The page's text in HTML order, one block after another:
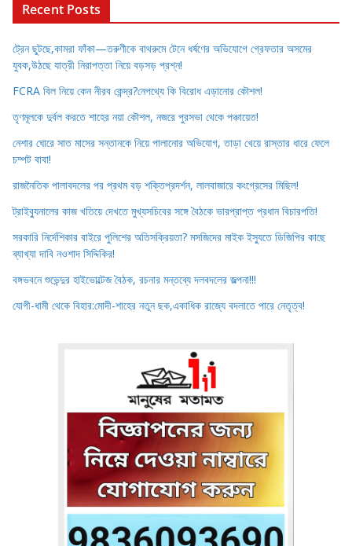
Recent Posts
ট্রেন ছুটছে,কামরা ফাঁকা—তরুণীকে বাথরুমে টেনে ধর্ষণের অভিযোগে গ্রেফতার অসমের
যুবক,উঠছে যাত্রী নিরাপত্তা নিয়ে বড়সড় প্রশ্ন!
FCRA বিল নিয়ে কেন নীরব কেন্দ্র?নেপথ্যে কি বিরোধ এড়ানোর কৌশল!
তৃণমূলকে দুর্বল করতে শাহের নয়া কৌশল, নজরে পুরসভা থেকে পঞ্চায়েত!
নেশার ঘোরে সাত মাসের সন্তানকে নিয়ে পালানোর অভিযোগ, তাড়া খেয়ে রাস্তার ধারে ফেলে
চম্পট বাবা!
রাজনৈতিক পালাবদলের পর প্রথম বড় শক্তিপ্রদর্শন, লালবাজারে কংগ্রেসের মিছিল!
ট্রাইব্যুনালের কাজ খতিয়ে দেখতে মুখ্যসচিবের সঙ্গে বৈঠকে ভারপ্রাপ্ত প্রধান বিচারপতি!
সরকারি নির্দেশিকার বাইরে পুলিশের অতিসক্রিয়তা? মসজিদের মাইক ইস্যুতে ডিজিপির কাছে
ব্যাখ্যা দাবি নওশাদ সিদ্দিকির!
বঙ্গভবনে শুভেন্দুর হাইভোল্টেজ বৈঠক, রচনার মন্তব্যে দলবদলের জল্পনা!!!
যোগী-ধামী থেকে বিহার:মোদী-শাহের নতুন ছক,একাধিক রাজ্যে বদলাতে পারে নেতৃত্ব!